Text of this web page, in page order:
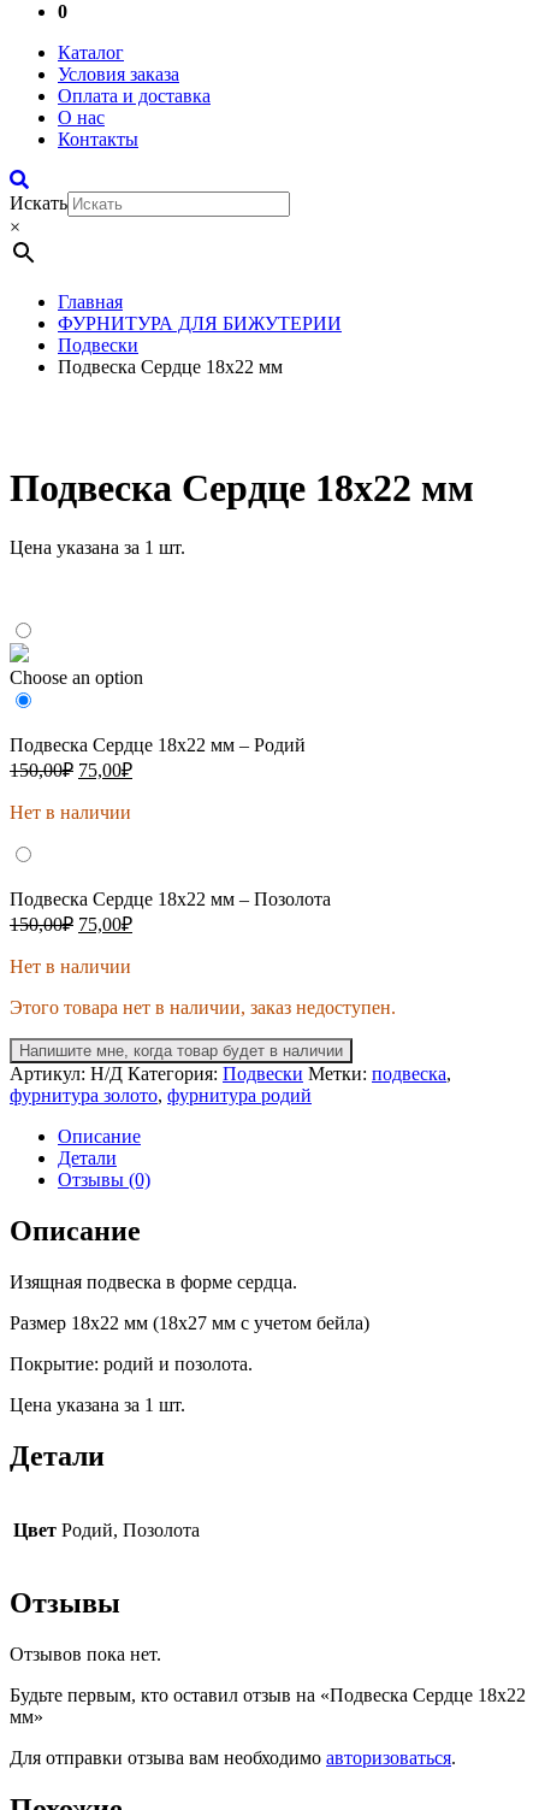
0
Каталог
Условия заказа
Оплата и доставка
О нас
Контакты
Искать
×
Главная
ФУРНИТУРА ДЛЯ БИЖУТЕРИИ
Подвески
Подвеска Сердце 18х22 мм
Подвеска Сердце 18х22 мм
Цена указана за 1 шт.
Choose an option
Подвеска Сердце 18х22 мм – Родий
150,00₽ Первоначальная
составляла
75,00₽Текущая
Нет в наличии
Подвеска Сердце 18х22 мм – Позолота
150,00₽ Первоначальная
составляла
75,00₽Текущая
Нет в наличии
Этого товара нет в наличии, заказ недоступен.
Напишите мне, когда товар будет в наличии
Артикул: Н/Д Категория: Подвески Метки: подвеска,
фурнитура золото, фурнитура родий
Описание
Детали
Отзывы (0)
Описание
Изящная подвеска в форме сердца.
Размер 18х22 мм (18х27 мм с учетом бейла)
Покрытие: родий и позолота.
Цена указана за 1 шт.
Детали
Цвет Родий, Позолота
Отзывы
Отзывов пока нет.
Будьте первым, кто оставил отзыв на «Подвеска Сердце 18х22
мм»
Для отправки отзыва вам необходимо авторизоваться.